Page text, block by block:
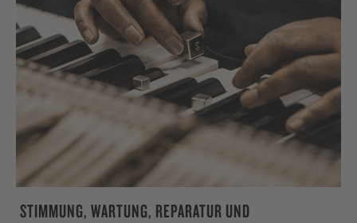
STIMMUNG, WARTUNG, REPARATUR UND